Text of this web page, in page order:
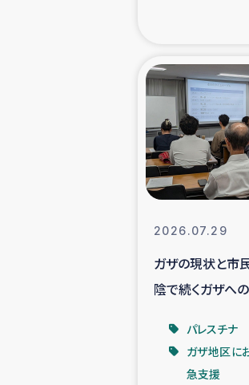
2026.07.29
ガザの現状と市
陰で続くガザへ
パレスチナ
ガザ地区に
急支援